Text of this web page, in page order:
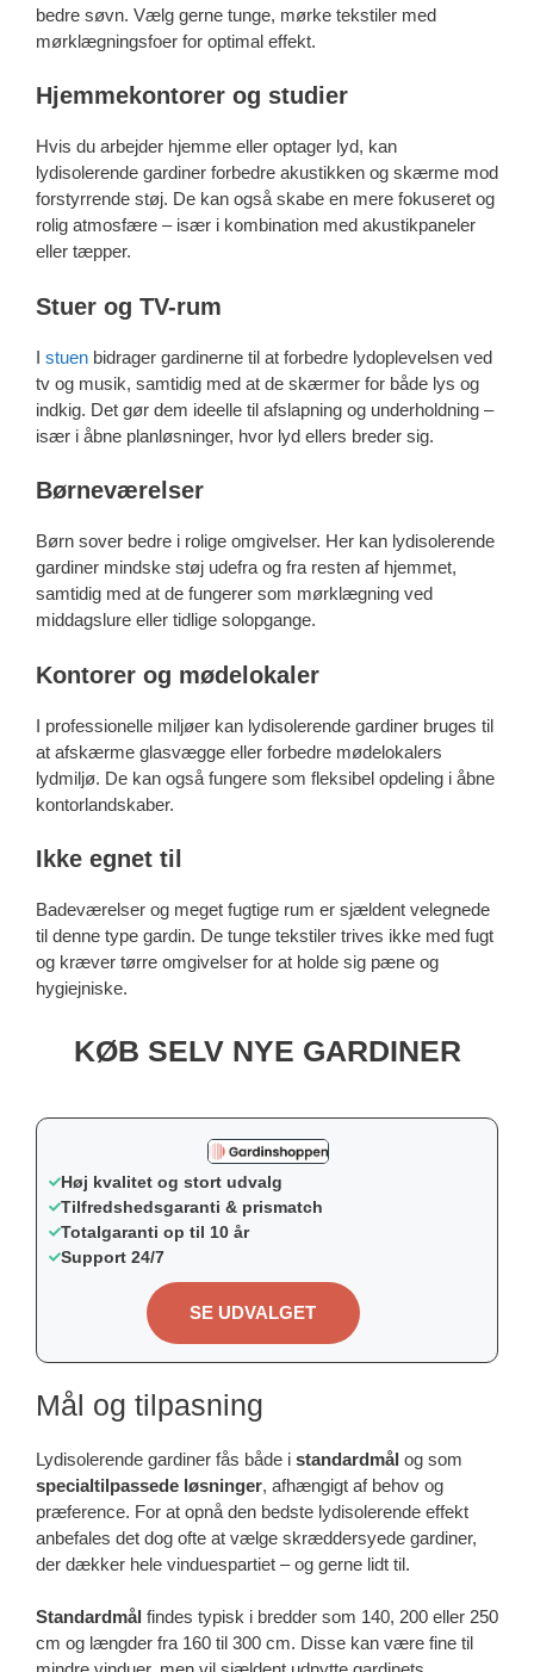
bedre søvn. Vælg gerne tunge, mørke tekstiler med
mørklægningsfoer for optimal effekt.
Hjemmekontorer og studier
Hvis du arbejder hjemme eller optager lyd, kan
lydisolerende gardiner forbedre akustikken og skærme mod
forstyrrende støj. De kan også skabe en mere fokuseret og
rolig atmosfære – især i kombination med akustikpaneler
eller tæpper.
Stuer og TV-rum
I stuen bidrager gardinerne til at forbedre lydoplevelsen ved
tv og musik, samtidig med at de skærmer for både lys og
indkig. Det gør dem ideelle til afslapning og underholdning –
især i åbne planløsninger, hvor lyd ellers breder sig.
Børneværelser
Børn sover bedre i rolige omgivelser. Her kan lydisolerende
gardiner mindske støj udefra og fra resten af hjemmet,
samtidig med at de fungerer som mørklægning ved
middagslure eller tidlige solopgange.
Kontorer og mødelokaler
I professionelle miljøer kan lydisolerende gardiner bruges til
at afskærme glasvægge eller forbedre mødelokalers
lydmiljø. De kan også fungere som fleksibel opdeling i åbne
kontorlandskaber.
Ikke egnet til
Badeværelser og meget fugtige rum er sjældent velegnede
til denne type gardin. De tunge tekstiler trives ikke med fugt
og kræver tørre omgivelser for at holde sig pæne og
hygiejniske.
KØB SELV NYE GARDINER
Høj kvalitet og stort udvalg
Tilfredshedsgaranti & prismatch
Totalgaranti op til 10 år
Support 24/7
SE UDVALGET
Mål og tilpasning
Lydisolerende gardiner fås både i standardmål og som
specialtilpassede løsninger, afhængigt af behov og
præference. For at opnå den bedste lydisolerende effekt
anbefales det dog ofte at vælge skræddersyede gardiner,
der dækker hele vinduespartiet – og gerne lidt til.
Standardmål findes typisk i bredder som 140, 200 eller 250
cm og længder fra 160 til 300 cm. Disse kan være fine til